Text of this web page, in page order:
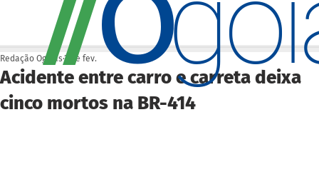
Acidente entre carro e carreta deixa
cinco mortos na BR-414
Redação Ogoiás 2 de fev.